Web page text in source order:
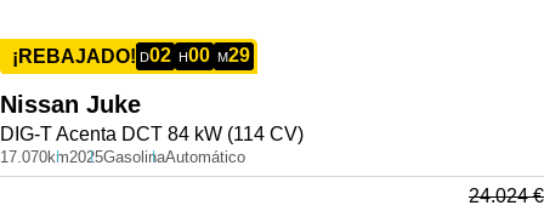
¡REBAJADO! D02 H00 M29
Nissan Juke
DIG-T Acenta DCT 84 kW (114 CV)
17.070km2025GasolinaAutomático
24.024€